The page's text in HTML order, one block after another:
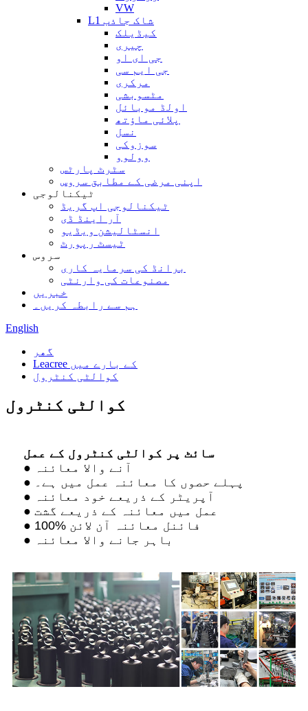
VW
L1 شاک جاذب
کیڈیلک
چیری
جی ای او
جی ایم سی
مرکری
مٹسوبشی
اولڈ موبائل
پلائی ماؤتھ
نسل
سوزوکی
وولوو
سٹرٹ پارٹس
اپنی مرضی کے مطابق سروس
ٹیکنالوجی
ٹیکنالوجی اپ گریڈ
آر اینڈ ڈی
انسٹالیشن ویڈیو
ٹیسٹ رپورٹ
سروس
برانڈ کی سرمایہ کاری
مصنوعات کی وارنٹی
خبریں
ہم سے رابطہ کریں۔
English
گھر
Leacree کے بارے میں
کوالٹی کنٹرول
کوالٹی کنٹرول
سائٹ پر کوالٹی کنٹرول کے عمل
● آنے والا معائنہ
● پہلے حصوں کا معائنہ عمل میں ہے۔
● آپریٹر کے ذریعے خود معائنہ
● عمل میں معائنہ کے ذریعے گشت
● 100% فائنل معائنہ آن لائن
● باہر جانے والا معائنہ